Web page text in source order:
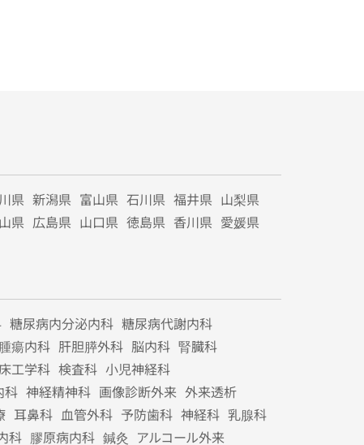
県 新潟県 富山県 石川県 福井県 山梨県
県 広島県 山口県 徳島県 香川県 愛媛県
糖尿病内分泌内科 糖尿病代謝内科
腫瘍内科 肝胆膵外科 脳内科 腎臓科
工学科 検査科 小児神経科
科 神経精神科 画像診断外来 外来透析
耳鼻科 血管外科 予防歯科 神経科 乳腺科
科 膠原病内科 鍼灸 アルコール外来